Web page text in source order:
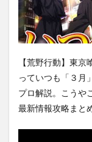
【荒野行動】東
っていつも「３月
プロ解説。こうや
最新情報攻略まと